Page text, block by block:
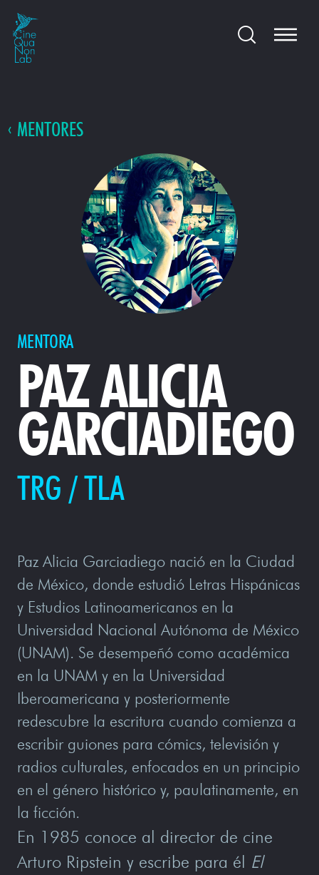
MENTORES
MENTORA
PAZ ALICIA
GARCIADIEGO
TRG / TLA
Paz Alicia Garciadiego nació en la Ciudad
de México, donde estudió Letras Hispánicas
y Estudios Latinoamericanos en la
Universidad Nacional Autónoma de México
(UNAM). Se desempeñó como académica
en la UNAM y en la Universidad
Iberoamericana y posteriormente
redescubre la escritura cuando comienza a
escribir guiones para cómics, televisión y
radios culturales, enfocados en un principio
en el género histórico y, paulatinamente, en
la ficción.
En 1985 conoce al director de cine
Arturo Ripstein y escribe para él El